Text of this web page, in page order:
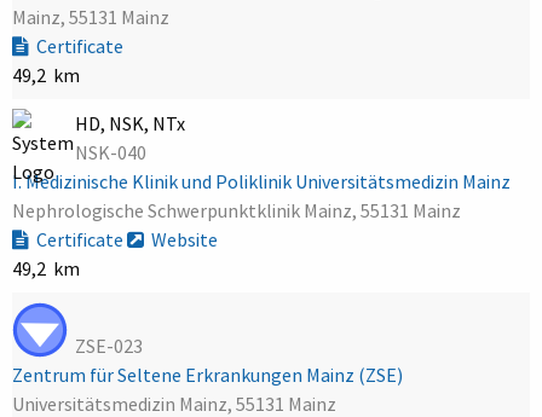
Mainz, 55131 Mainz
Certificate
49,2 km
HD, NSK, NTx
NSK-040
I. Medizinische Klinik und Poliklinik Universitätsmedizin Mainz
Nephrologische Schwerpunktklinik Mainz, 55131 Mainz
Certificate
Website
49,2 km
ZSE-023
Zentrum für Seltene Erkrankungen Mainz (ZSE)
Universitätsmedizin Mainz, 55131 Mainz